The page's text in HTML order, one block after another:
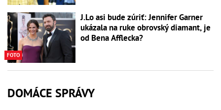
FOTO
J.Lo asi bude zúriť: Jennifer Garner
ukázala na ruke obrovský diamant, je
od Bena Afflecka?
DOMÁCE SPRÁVY